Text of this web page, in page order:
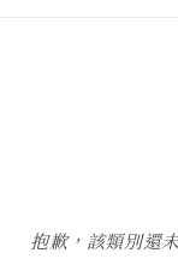
抱歉，該類別還